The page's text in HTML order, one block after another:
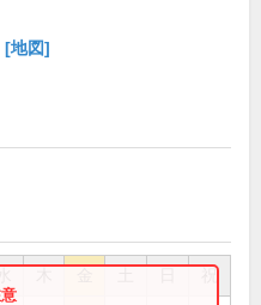
[地図]
祝